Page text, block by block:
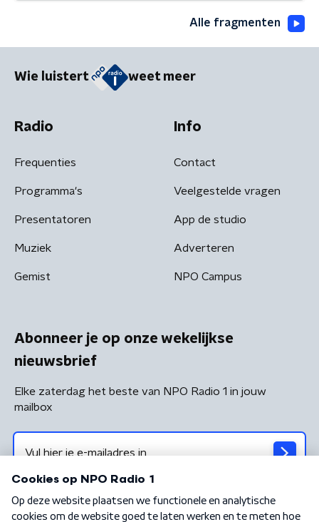
Alle fragmenten
Wie luistert weet meer
Radio
Frequenties
Programma's
Presentatoren
Muziek
Gemist
Info
Contact
Veelgestelde vragen
App de studio
Adverteren
NPO Campus
Abonneer je op onze wekelijkse
nieuwsbrief
Elke zaterdag het beste van NPO Radio 1 in jouw
mailbox